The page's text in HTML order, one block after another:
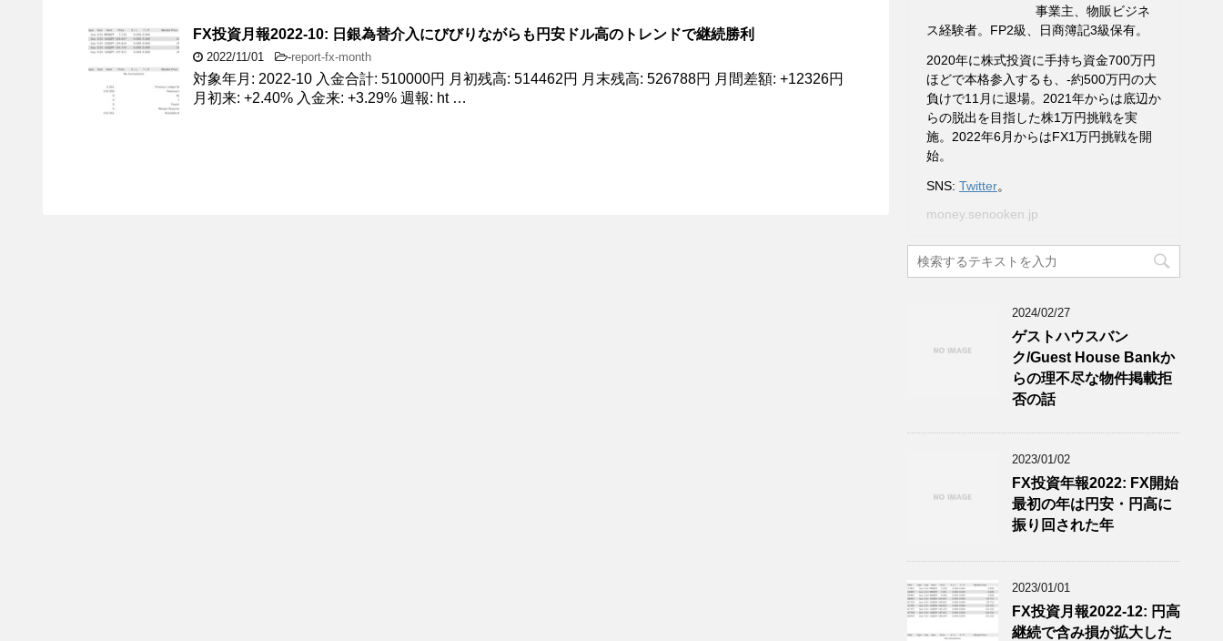
FX投資月報2022-10: 日銀為替介入にびびりながらも円安ドル高のトレンドで継続勝利
2022/11/01 -report-fx-month
対象年月: 2022-10 入金合計: 510000円 月初残高: 514462円 月末残高: 526788円 月間差額: +12326円
月初来: +2.40% 入金来: +3.29% 週報: ht …
事業主、物販ビジネ
ス経験者。FP2級、日商簿記3級保有。
2020年に株式投資に手持ち資金700万円
ほどで本格参入するも、-約500万円の大
負けで11月に退場。2021年からは底辺か
らの脱出を目指した株1万円挑戦を実
施。2022年6月からはFX1万円挑戦を開
始。
SNS: Twitter。
money.senooken.jp
2024/02/27
ゲストハウスバン
ク/Guest House Bankか
らの理不尽な物件掲載拒
否の話
2023/01/02
FX投資年報2022: FX開始
最初の年は円安・円高に
振り回された年
2023/01/01
FX投資月報2022-12: 円高
継続で含み損が拡大した